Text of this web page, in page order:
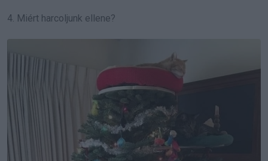
4. Miért harcoljunk ellene?